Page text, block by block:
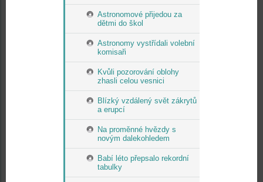
Astronomové přijedou za
dětmi do škol
Astronomy vystřídali volební
komisaři
Kvůli pozorování oblohy
zhasli celou vesnici
Blízký vzdálený svět zákrytů
a erupcí
Na proměnné hvězdy s
novým dalekohledem
Babí léto přepsalo rekordní
tabulky